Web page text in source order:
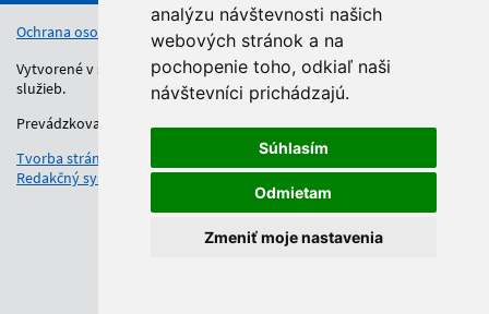
analýzu návštevnosti našich
webových stránok a na
pochopenie toho, odkiaľ naši
návštevníci prichádzajú.
Súhlasím
Odmietam
Zmeniť moje nastavenia
Ochrana osobných údajov Vyhlásenie o prístupnosti
Vytvorené v súlade s Jednotným dizajn manuálom elektronických
služieb.
Prevádzkovateľom služby je Regionálny úrad školskej správy.
Tvorba stránok
Redakčný systém
: SysCom